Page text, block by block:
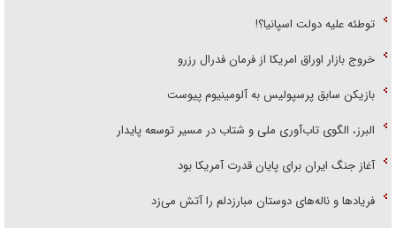
توطئه علیه دولت اسپانیا؟!
خروج بازار اوراق امریکا از فرمان فدرال رزرو
بازیکن سابق پرسپولیس به آلومینیوم پیوست
البرز، الگوی تاب‌آوری ملی و شتاب در مسیر توسعه پایدار
آغاز جنگ ایران برای پایان قدرت آمریکا بود
فریاد‌ها و ناله‌های دوستان مبارزدلم را آتش می‌زد